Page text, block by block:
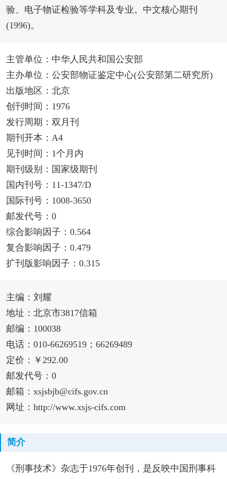
验、电子物证检验等学科及专业。中文核心期刊
(1996)。
主管单位：中华人民共和国公安部
主办单位：公安部物证鉴定中心(公安部第二研究所)
出版地区：北京
创刊时间：1976
发行周期：双月刊
期刊开本：A4
见刊时间：1个月内
期刊级别：国家级期刊
国内刊号：11-1347/D
国际刊号：1008-3650
邮发代号：0
综合影响因子：0.564
复合影响因子：0.479
扩刊版影响因子：0.315
主编：刘耀
地址：北京市3817信箱
邮编：100038
电话：010-66269519；66269489
定价：￥292.00
邮发代号：0
邮箱：xsjsbjb@cifs.gov.cn
网址：http://www.xsjs-cifs.com
简介
《刑事技术》杂志于1976年创刊，是反映中国刑事科